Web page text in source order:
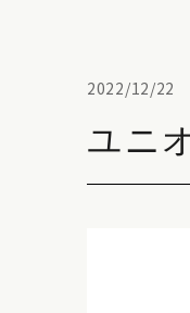
2022/12/22
ユニ